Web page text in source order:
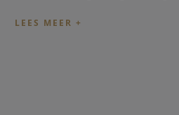
Parels: 2x zoetwater